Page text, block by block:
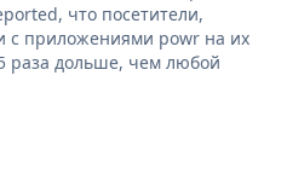
что посетители,
с приложениями powr на их
раза дольше, чем любой